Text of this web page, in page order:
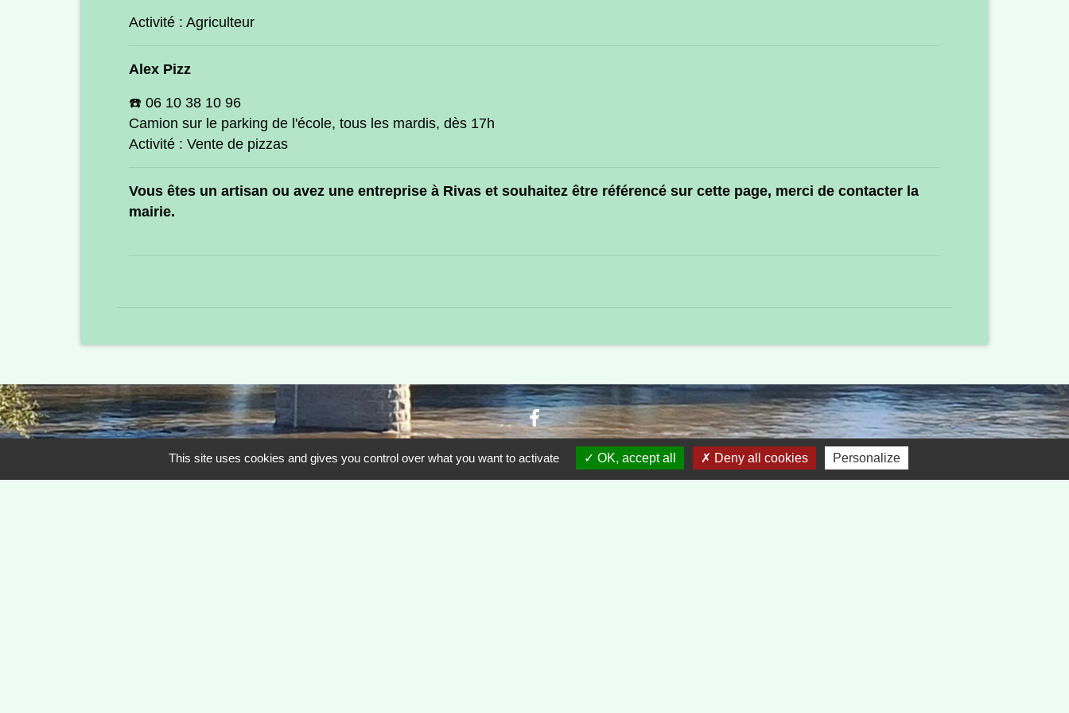
Activité : Agriculteur
Alex Pizz
☎️ 06 10 38 10 96
Camion sur le parking de l'école, tous les mardis, dès 17h
Activité : Vente de pizzas
Vous êtes un artisan ou avez une entreprise à Rivas et souhaitez être référencé sur cette page, merci de contacter la
mairie.
Contacts Liens
This site uses cookies and gives you control over what you want to activate OK, accept all Deny all cookies Personalize